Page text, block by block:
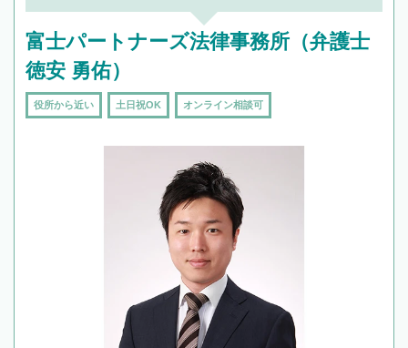
富士パートナーズ法律事務所（弁護士
徳安 勇佑）
役所から近い 土日祝OK オンライン相談可